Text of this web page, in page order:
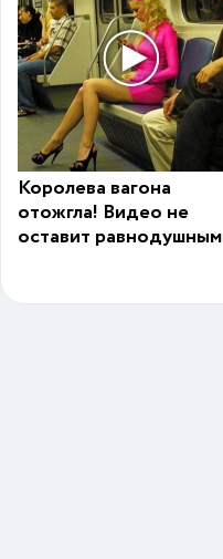
Королева вагона
отожгла! Видео не
оставит равнодушным